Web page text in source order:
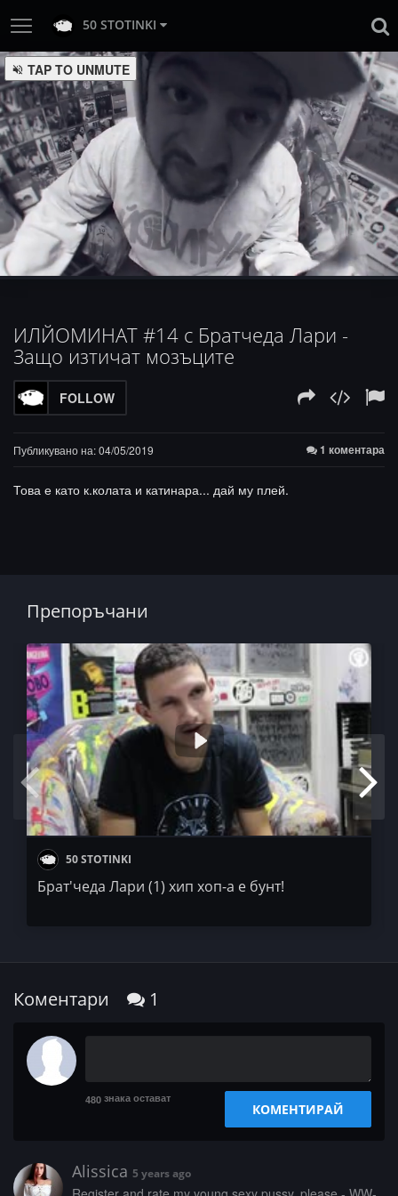
50 STOTINKI
Unmute Loaded
0%
Progress
0%
ИЛЙОМИНАТ #14 с Братчеда Лари -
Защо изтичат мозъците
FOLLOW
Публикувано на: 04/05/2019 1 коментара
Това е като к.колата и катинара... дай му плей.
Препоръчани
50 STOTINKI
Брат'чеда Лари (1) хип хоп-а е бунт!
Коментари 1
480 знака остават
КОМЕНТИРАЙ
Alissica 5 years ago